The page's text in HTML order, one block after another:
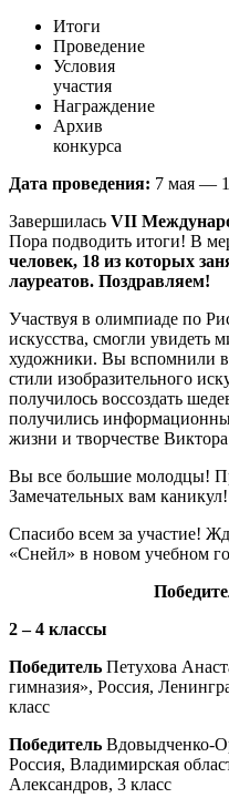
Итоги
Проведение
Условия
участия
Награждение
Архив
конкурса
Дата проведения: 7 мая —
Завершилась VII
Пора подводить итоги! В
человек, 18 из которых
лауреатов. Поздравляем!
Участвуя в олимпиаде по
искусства, смогли увидеть
художники. Вы вспомнили
стили изобразительного
получилось воссоздать
получились
жизни и творчестве
Вы все большие молодцы!
Замечательных вам каникул!
Спасибо всем за участие!
«Снейл» в новом учебном
2 – 4 классы
Победитель Петухова
гимназия», Россия,
класс
Победитель
Россия, Владимирская
Александров, 3 класс